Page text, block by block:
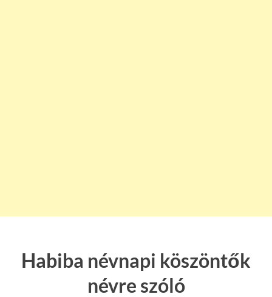
Habiba névnapi köszöntők
névre szóló